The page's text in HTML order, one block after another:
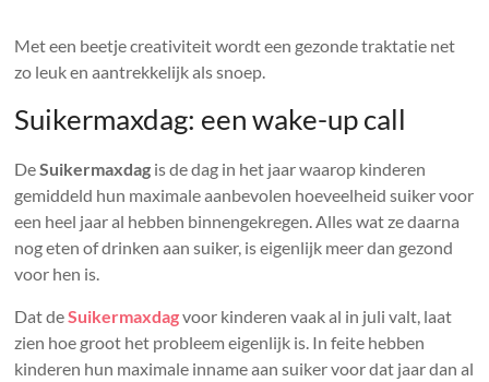
Met een beetje creativiteit wordt een gezonde traktatie net
zo leuk en aantrekkelijk als snoep.
Suikermaxdag: een wake-up call
DeSuikermaxdag is de dag in het jaar waarop kinderen
gemiddeld hun maximale aanbevolen hoeveelheid suiker voor
een heel jaar al hebben binnengekregen. Alles wat ze daarna
nog eten of drinken aan suiker, is eigenlijk meer dan gezond
voor hen is.
Dat deSuikermaxdagvoor kinderen vaak al in juli valt, laat
zien hoe groot het probleem eigenlijk is. In feite hebben
kinderen hun maximale inname aan suiker voor dat jaar dan al